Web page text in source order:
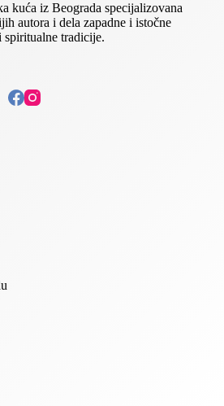
kuća iz Beograda specijalizovana
autora i dela zapadne i istočne
spiritualne tradicije.